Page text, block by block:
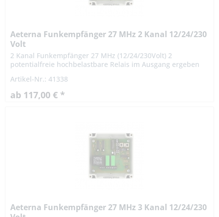
Aeterna Funkempfänger 27 MHz 2 Kanal 12/24/230
Volt
2 Kanal Funkempfänger 27 MHz (12/24/230Volt) 2
potentialfreie hochbelastbare Relais im Ausgang ergeben
sich besonders...
Artikel-Nr.: 41338
ab 117,00 € *
Aeterna Funkempfänger 27 MHz 3 Kanal 12/24/230